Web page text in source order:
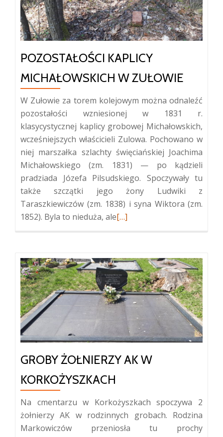
POZOSTAŁOŚCI KAPLICY
MICHAŁOWSKICH W ZUŁOWIE
W Zułowie za torem kolejowym można odnaleźć
pozostałości wzniesionej w 1831 r.
klasycystycznej kaplicy grobowej Michałowskich,
wcześniejszych właścicieli Zulowa. Pochowano w
niej marszałka szlachty święciańskiej Joachima
Michałowskiego (zm. 1831) — po kądzieli
pradziada Józefa Pilsudskiego. Spoczywały tu
także szczątki jego żony Ludwiki z
Taraszkiewiczów (zm. 1838) i syna Wiktora (zm.
1852). Byla to nieduża, aleWięcej
W
ZUŁOWIE
[…]
GROBY ŻOŁNIERZY AK W
KORKOŻYSZKACH
Na cmentarzu w Korkożyszkach spoczywa 2
żołnierzy AK w rodzinnych grobach. Rodzina
Markowiczów przeniosła tu prochy